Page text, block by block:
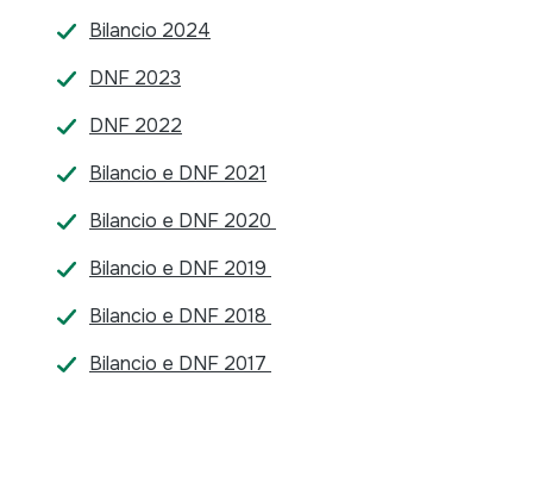
Bilancio 2024
DNF 2023
DNF 2022
Bilancio e DNF 2021
Bilancio e DNF 2020
Bilancio e DNF 2019
Bilancio e DNF 2018
Bilancio e DNF 2017